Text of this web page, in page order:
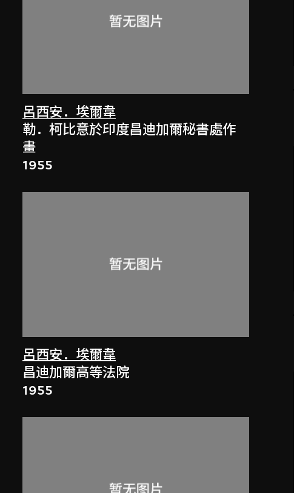
呂西安．埃爾韋
勒．柯比意於印度昌迪加爾秘書處作
畫
1955
呂西安．埃爾韋
昌迪加爾高等法院
1955